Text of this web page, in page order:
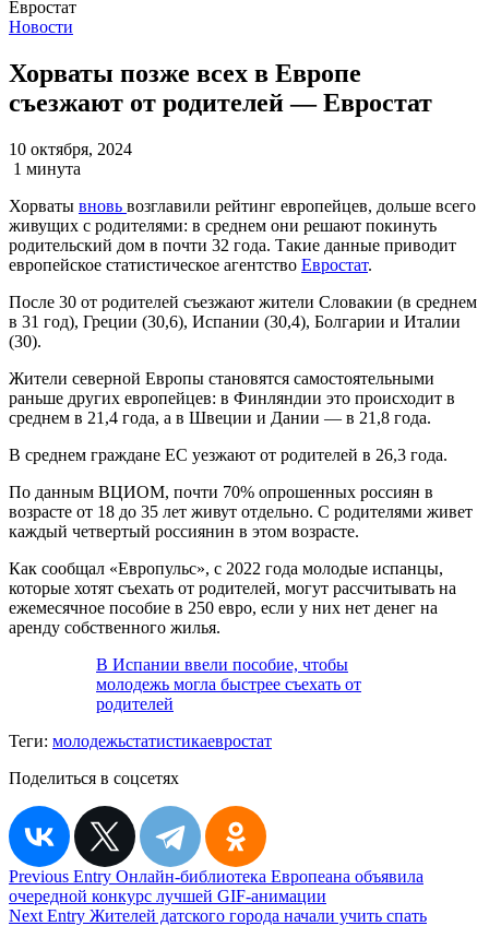
Новости
Хорваты позже всех в Европе
съезжают от родителей — Евростат
10 октября, 2024
1 минута
Хорваты вновь возглавили рейтинг европейцев, дольше всего
живущих с родителями: в среднем они решают покинуть
родительский дом в почти 32 года. Такие данные приводит
европейское статистическое агентство Евростат.
После 30 от родителей съезжают жители Словакии (в среднем
в 31 год), Греции (30,6), Испании (30,4), Болгарии и Италии
(30).
Жители северной Европы становятся самостоятельными
раньше других европейцев: в Финляндии это происходит в
среднем в 21,4 года, а в Швеции и Дании — в 21,8 года.
В среднем граждане ЕС уезжают от родителей в 26,3 года.
По данным ВЦИОМ, почти 70% опрошенных россиян в
возрасте от 18 до 35 лет живут отдельно. С родителями живет
каждый четвертый россиянин в этом возрасте.
Как сообщал «Европульс», с 2022 года молодые испанцы,
которые хотят съехать от родителей, могут рассчитывать на
ежемесячное пособие в 250 евро, если у них нет денег на
аренду собственного жилья.
В Испании ввели пособие, чтобы
молодежь могла быстрее съехать от
родителей
Теги: молодежьстатистикаевростат
Поделиться в соцсетях
Навигация
по
Previous Entry Онлайн-библиотека Европеана объявила
очередной конкурс лучшей GIF-анимации
Next Entry Жителей датского города начали учить спать